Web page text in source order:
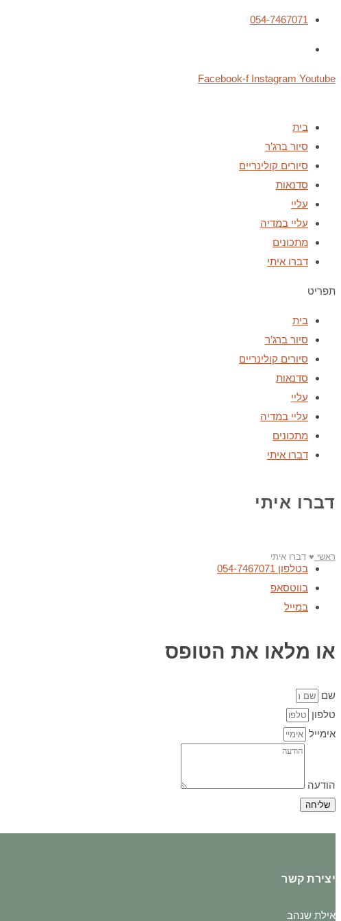
054-7467071
Facebook-f Instagram Youtube
בית
סיור ברג’ר
סיורים קולינריים
סדנאות
עליי
עליי במדיה
מתכונים
דברו איתי
תפריט
בית
סיור ברג’ר
סיורים קולינריים
סדנאות
עליי
עליי במדיה
מתכונים
דברו איתי
דברו איתי
ראשי ♥ דברו איתי
בטלפון 054-7467071
בווטסאפ
במייל
או מלאו את הטופס
שם
טלפון
אימייל
הודעה
שליחה
יצירת קשר
אילת שנהב